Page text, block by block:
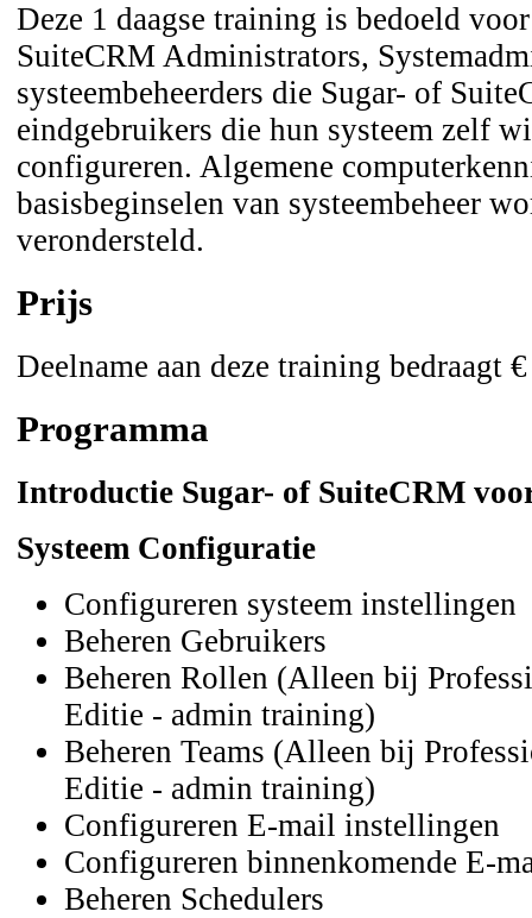
Deze 1 daagse training is bedoeld
SuiteCRM Administrators,
systeembeheerders die Sugar- of
eindgebruikers die hun systeem zelf
configureren. Algemene
basisbeginselen van systeembeheer
verondersteld.
Prijs
Deelname aan deze training bedraagt
Programma
Introductie Sugar- of SuiteCRM
Systeem Configuratie
Configureren systeem instellingen
Beheren Gebruikers
Beheren Rollen (Alleen bij
Editie - admin training)
Beheren Teams (Alleen bij
Editie - admin training)
Configureren E-mail instellingen
Configureren binnenkomende E-
Beheren Schedulers